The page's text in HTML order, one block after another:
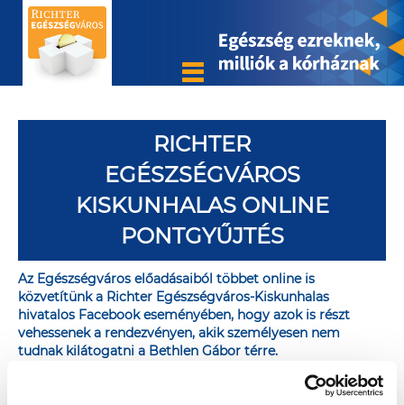
RICHTER
EGÉSZSÉGVÁROS
KISKUNHALAS ONLINE
PONTGYŰJTÉS
Az Egészségváros előadásaiból többet online is
közvetítünk a Richter Egészségváros-Kiskunhalas
hivatalos Facebook eseményében, hogy azok is részt
vehessenek a rendezvényen, akik személyesen nem
tudnak kilátogatni a Bethlen Gábor térre.
Az online aktivitás ugyanúgy értékes forintokat ér a